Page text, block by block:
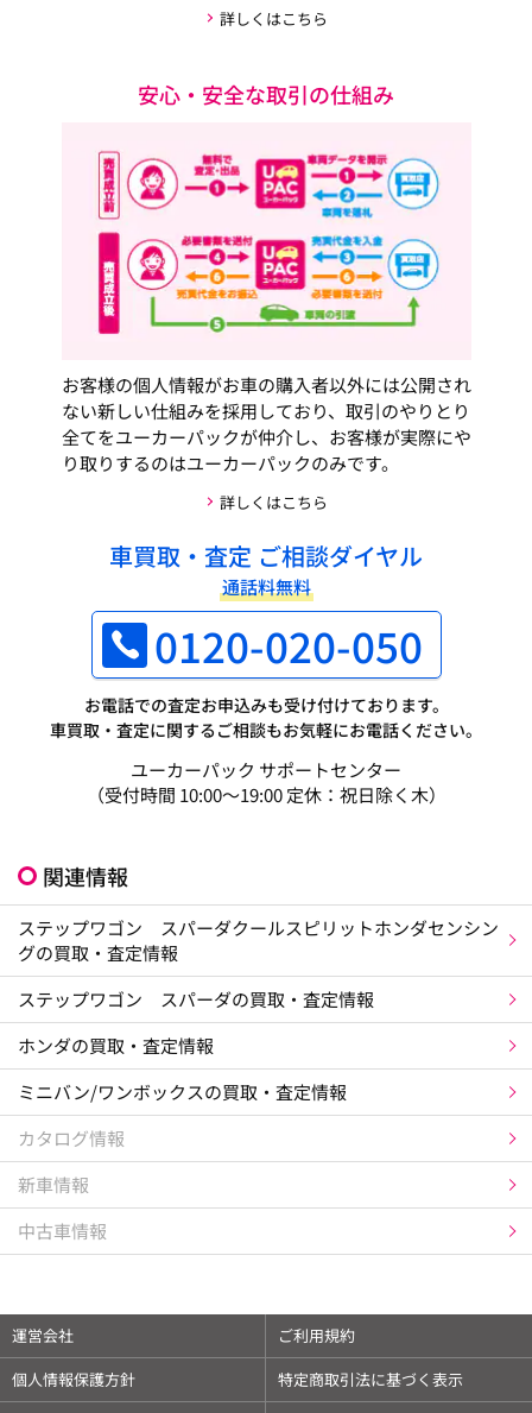
詳しくはこちら
安心・安全な取引の仕組み
お客様の個人情報がお車の購入者以外には公開され
ない新しい仕組みを採用しており、取引のやりとり
全てをユーカーパックが仲介し、お客様が実際にや
り取りするのはユーカーパックのみです。
詳しくはこちら
車買取・査定 ご相談ダイヤル
通話料無料
0120-020-050
お電話での査定お申込みも受け付けております。
車買取・査定に関するご相談もお気軽にお電話ください。
ユーカーパック サポートセンター
（受付時間 10:00～19:00 定休：祝日除く木）
関連情報
ステップワゴン スパーダクールスピリットホンダセンシン
グの買取・査定情報
ステップワゴン スパーダの買取・査定情報
ホンダの買取・査定情報
ミニバン/ワンボックスの買取・査定情報
カタログ情報
新車情報
中古車情報
運営会社
ご利用規約
個人情報保護方針
特定商取引法に基づく表示